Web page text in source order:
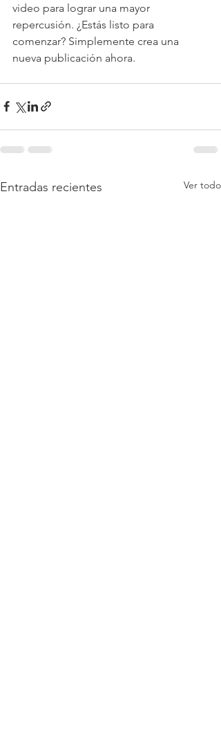
video para lograr una mayor
repercusión. ¿Estás listo para
comenzar? Simplemente crea una
nueva publicación ahora.
Entradas recientes Ver todo